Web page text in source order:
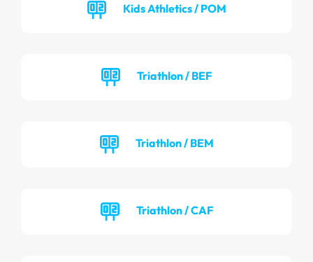
Kids Athletics / POM
Triathlon / BEF
Triathlon / BEM
Triathlon / CAF